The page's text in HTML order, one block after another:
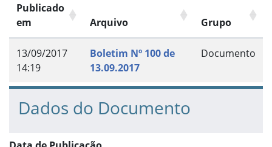
Publicado
em
Arquivo Grupo
13/09/2017
14:19
Boletim Nº 100 de
13.09.2017
Documento
Dados do Documento